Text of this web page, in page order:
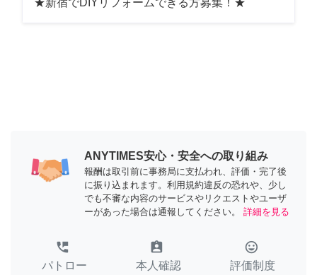
ANYTIMES安心・安全への取り組み
報酬は取引前に事務局に支払われ、評価・完了後
に振り込まれます。利用規約違反の恐れや、少し
でも不審な内容のサービスやリクエストやユーザ
ーがあった場合は通報してください。
詳細を見る
perm_phone_msg
パトロー
assignment_ind
本人確認
tag_faces
評価制度